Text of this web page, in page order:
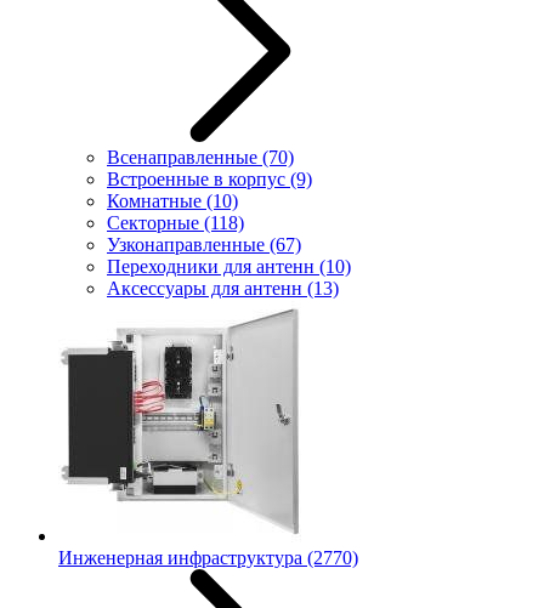
Всенаправленные (70)
Встроенные в корпус (9)
Комнатные (10)
Секторные (118)
Узконаправленные (67)
Переходники для антенн (10)
Аксессуары для антенн (13)
Инженерная инфраструктура (2770)